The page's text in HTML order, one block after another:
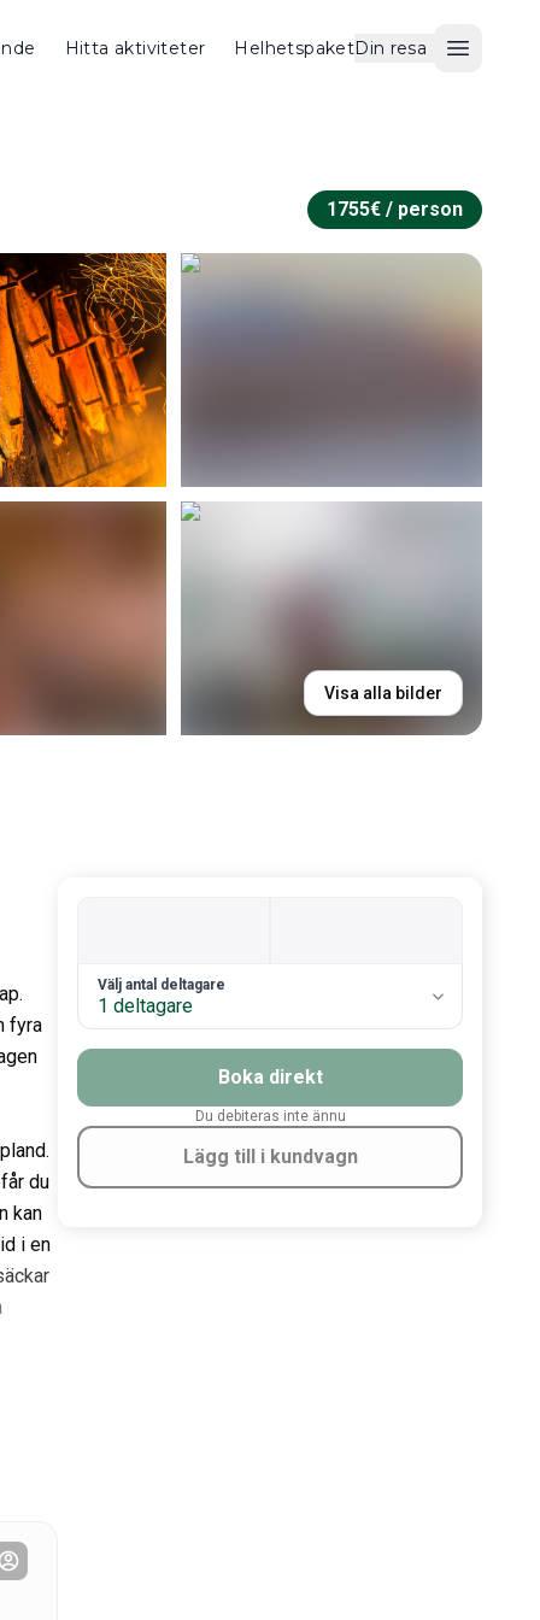
Hitta aktiviteter HelhetspaketDin resa
Öppna
1755€ / person
Visa alla bilder
fyra
du
kan
i en
2. Antal gäster
Välj antal deltagare
1 deltagare
Boka direkt
Du debiteras inte ännu
Lägg till i kundvagn